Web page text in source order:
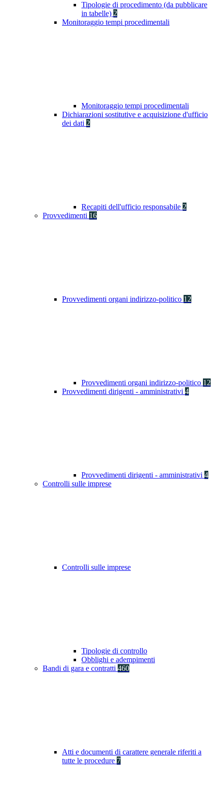
Tipologie di procedimento (da pubblicare
in tabelle) 2
Monitoraggio tempi procedimentali
Monitoraggio tempi procedimentali
Dichiarazioni sostitutive e acquisizione d'ufficio
dei dati 2
Recapiti dell'ufficio responsabile 2
Provvedimenti 16
Provvedimenti organi indirizzo-politico 12
Provvedimenti organi indirizzo-politico 12
Provvedimenti dirigenti - amministrativi 4
Provvedimenti dirigenti - amministrativi 4
Controlli sulle imprese
Controlli sulle imprese
Tipologie di controllo
Obblighi e adempimenti
Bandi di gara e contratti 460
Atti e documenti di carattere generale riferiti a
tutte le procedure 7